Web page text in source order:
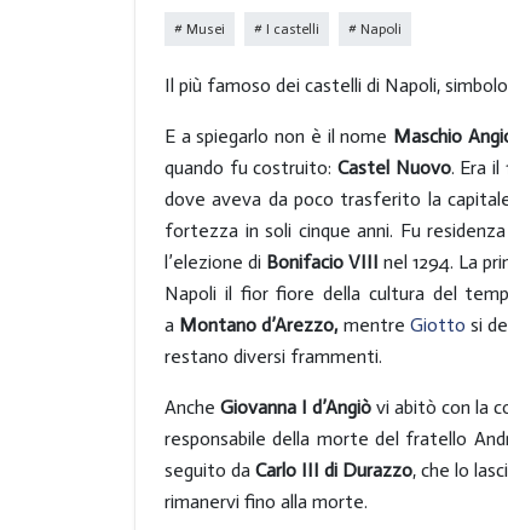
Musei I castelli Napoli
Il più famoso dei castelli di Napoli,
E a spiegarlo non è il nome Maschio
quando fu costruito: Castel Nuovo. Era il
dove aveva da poco trasferito la
fortezza in soli cinque anni. Fu
l’elezione di Bonifacio VIII nel 1294. La
Napoli il fior fiore della cultura del
a Montano d’Arezzo, mentre Giottosi
restano diversi frammenti.
Anche Giovanna I d’Angiò vi abitò con la
responsabile della morte del fratello
seguito daCarlo III di Durazzo, che lo
rimanervi fino alla morte.